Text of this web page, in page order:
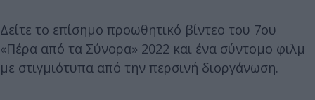
Δείτε το επίσημο προωθητικό βίντεο του 7ου
«Πέρα από τα Σύνορα» 2022 και ένα σύντομο φιλμ
με στιγμιότυπα από την περσινή διοργάνωση.